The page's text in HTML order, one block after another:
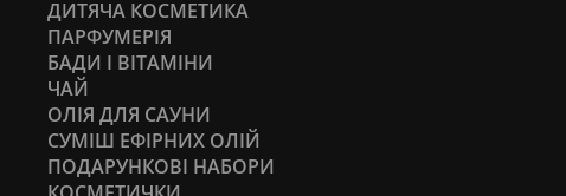
ДИТЯЧА КОСМЕТИКА
ПАРФУМЕРІЯ
БАДИ І ВІТАМІНИ
ЧАЙ
ОЛІЯ ДЛЯ САУНИ
СУМІШ ЕФІРНИХ ОЛІЙ
ПОДАРУНКОВІ НАБОРИ